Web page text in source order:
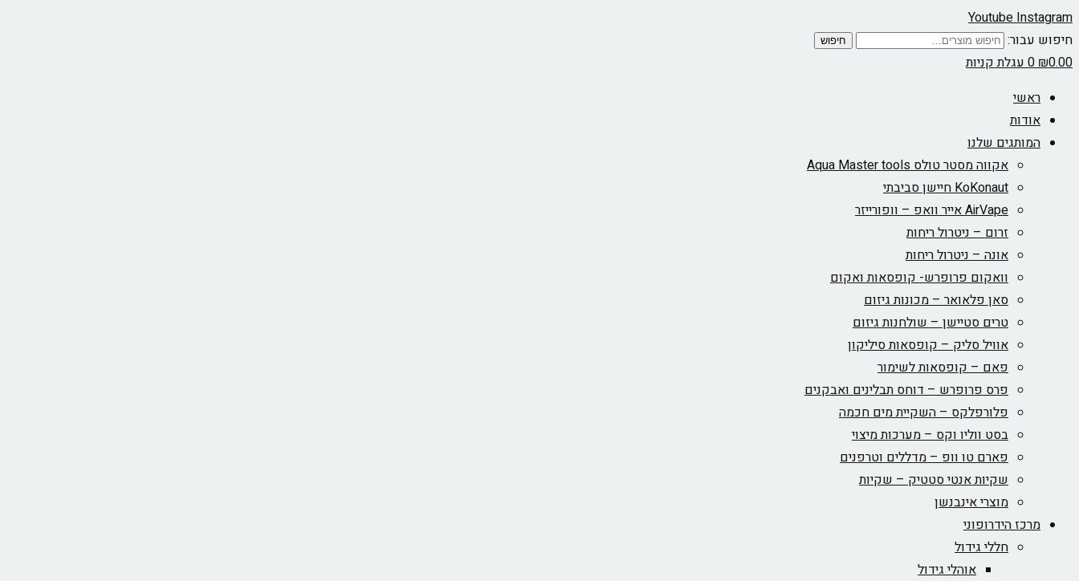
YoutubeInstagram
חיפוש עבור:
חיפוש
₪0.00
0עגלת קניות
ראשי
אודות
המותגים שלנו
אקווה מסטר טולס Aqua Master tools
KoKonaut חיישן סביבתי
AirVape אייר וואפ – וופורייזר
זרום – ניטרול ריחות
אונה – ניטרול ריחות
וואקום פרופרש- קופסאות ואקום
סאן פלאואר – מכונות גיזום
טרים סטיישן – שולחנות גיזום
אוויל סליק – קופסאות סיליקון
פאם – קופסאות לשימור
פרס פרופרש – דוחס תבלינים ואבקנים
פלורפלקס – השקיית מים חכמה
בסט ווליו וקס – מערכות מיצוי
פארם טו וופ – מדללים וטרפנים
שקיות אנטי סטטיק – שקיות
מוצרי אינבנשן
מרכז הידרופוני
חללי גידול
אוהלי גידול